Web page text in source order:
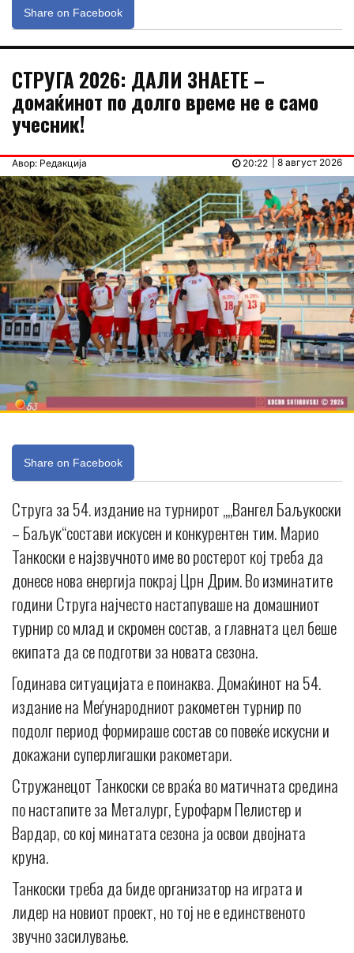
Share on Facebook
СТРУГА 2026: ДАЛИ ЗНАЕТЕ –
домаќинот по долго време не е само
учесник!
Авор: Редакција | 8 август 2026
20:22
Share on Facebook
Струга за 54. издание на турнирот „„Вангел Баљукоски
– Баљук“состави искусен и конкурентен тим. Марио
Танкоски е најзвучното име во ростерот кој треба да
донесе нова енергија покрај Црн Дрим. Во изминатите
години Струга најчесто настапуваше на домашниот
турнир со млад и скромен состав, а главната цел беше
екипата да се подготви за новата сезона.
Годинава ситуацијата е поинаква. Домаќинот на 54.
издание на Меѓународниот ракометен турнир по
подолг период формираше состав со повеќе искусни и
докажани суперлигашки ракометари.
Стружанецот Танкоски се враќа во матичната средина
по настапите за Металург, Еурофарм Пелистер и
Вардар, со кој минатата сезона ја освои двојната
круна.
Танкоски треба да биде организатор на играта и
лидер на новиот проект, но тој не е единственото
звучно засилување.